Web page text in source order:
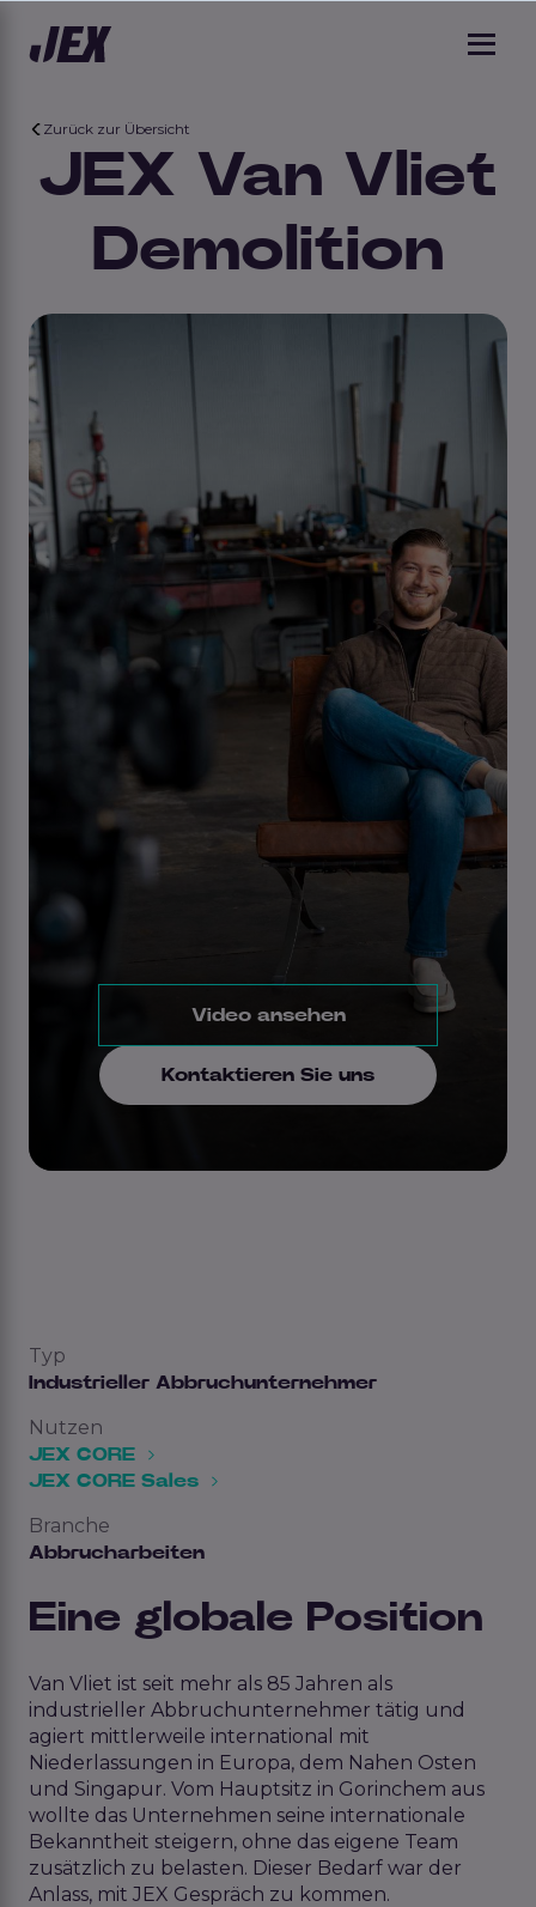
Zurück zur Übersicht
JEX Van Vliet
Demolition
Video ansehen
Kontaktieren Sie uns
Typ
Industrieller Abbruchunternehmer
Nutzen
JEX CORE
JEX CORE Sales
Branche
Abbrucharbeiten
Eine globale Position
Van Vliet ist seit mehr als 85 Jahren als
industrieller Abbruchunternehmer tätig und
agiert mittlerweile international mit
Niederlassungen in Europa, dem Nahen Osten
und Singapur. Vom Hauptsitz in Gorinchem aus
wollte das Unternehmen seine internationale
Bekanntheit steigern, ohne das eigene Team
zusätzlich zu belasten. Dieser Bedarf war der
Anlass, mit JEX Gespräch zu kommen.